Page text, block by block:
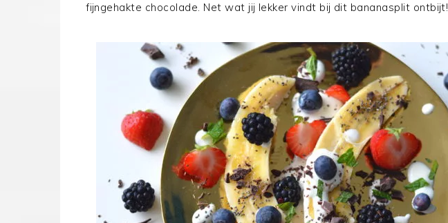
fijngehakte chocolade. Net wat jij lekker vindt bij dit bananasplit ontbijt!